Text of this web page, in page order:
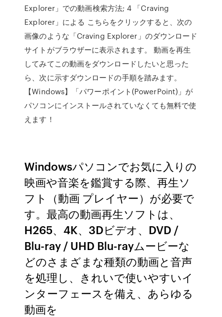
Explorer」での動画検索方法; 4 「Craving
Explorer」による こちらをクリックすると、次の
画像のような「Craving Explorer」のダウンロード
サイトがブラウザーに表示されます。 動画を再生
してみてこの動画をダウンロードしたいと思った
ら、次に示すダウンロードの手順を踏みます。
【Windows】「パワーポイント(PowerPoint)」が
パソコンにインストールされていなくても無料で使
えます！
Windowsパソコンでお気に入りの
映画や音楽を鑑賞する際、再生ソ
フト（動画 プレイヤー）が必要で
す。最高の動画再生ソフトは、
H265、4K、3Dビデオ、DVD /
Blu-ray / UHD Blu-rayムービーな
どのさまざまな種類の動画と音声
を処理し、きれいで使いやすいイ
ンターフェースを備え、あらゆる
動画を